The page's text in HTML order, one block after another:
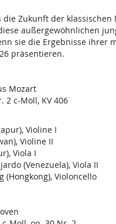
die Zukunft der klassischen
außergewöhnlichen
sie die Ergebnisse ihrer
präsentieren.
Mozart
2 c-Moll, KV 406
Violine I
Violine II
Viola I
(Venezuela), Viola II
(Hongkong), Violoncello